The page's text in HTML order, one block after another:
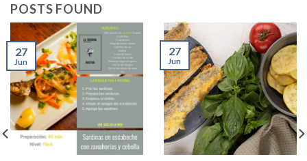
POSTS FOUND
27
Jun
27
Jun